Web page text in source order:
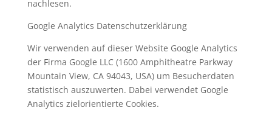
nachlesen.
Google Analytics Datenschutzerklärung
Wir verwenden auf dieser Website Google Analytics
der Firma Google LLC (1600 Amphitheatre Parkway
Mountain View, CA 94043, USA) um Besucherdaten
statistisch auszuwerten. Dabei verwendet Google
Analytics zielorientierte Cookies.